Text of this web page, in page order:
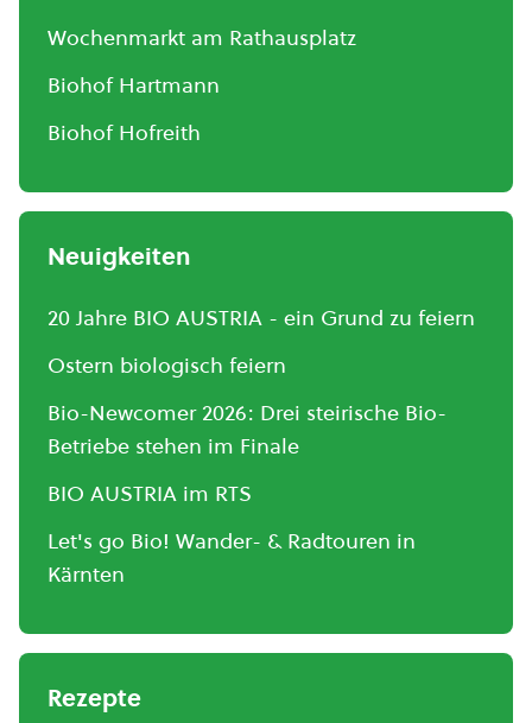
Wochenmarkt am Rathausplatz
Biohof Hartmann
Biohof Hofreith
Neuigkeiten
20 Jahre BIO AUSTRIA - ein Grund zu feiern
Ostern biologisch feiern
Bio-Newcomer 2026: Drei steirische Bio-
Betriebe stehen im Finale
BIO AUSTRIA im RTS
Let's go Bio! Wander- & Radtouren in
Kärnten
Rezepte